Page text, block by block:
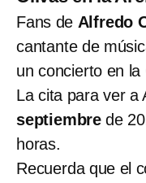
Fans de Alfredo
cantante de
un concierto en la
La cita para ver a
septiembrede
horas.
Recuerda que el